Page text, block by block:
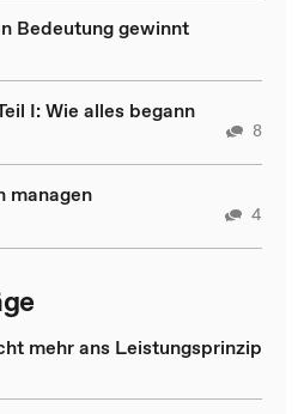
Bedeutung gewinnt
I: Wie alles begann
8
managen
4
mehr ans Leistungsprinzip